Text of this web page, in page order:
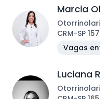
Marcia
CRM-SP
Vagas
Luciana